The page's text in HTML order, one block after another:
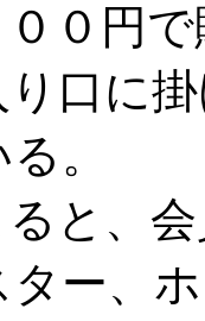
０円
口に
。
ると、
ター、